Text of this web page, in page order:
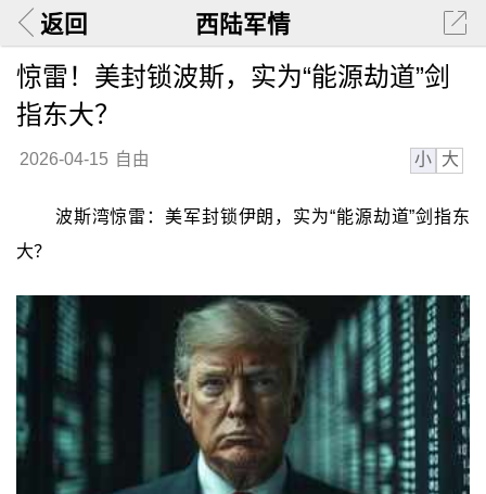
返回 西陆军情
惊雷！美封锁波斯，实为“能源劫道”剑
指东大？
2026-04-15 自由 小 大
波斯湾惊雷：美军封锁伊朗，实为“能源劫道”剑指东
大？